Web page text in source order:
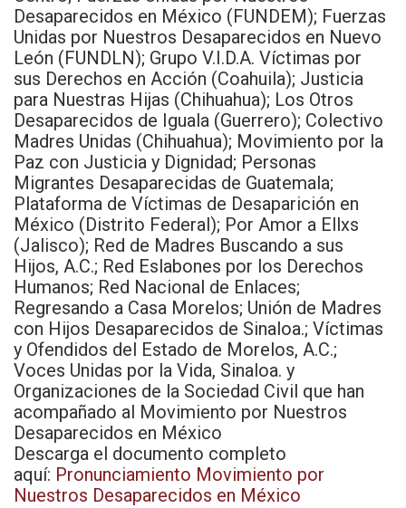
Desaparecidos en México (FUNDEM); Fuerzas
Unidas por Nuestros Desaparecidos en Nuevo
León (FUNDLN); Grupo V.I.D.A. Víctimas por
sus Derechos en Acción (Coahuila); Justicia
para Nuestras Hijas (Chihuahua); Los Otros
Desaparecidos de Iguala (Guerrero); Colectivo
Madres Unidas (Chihuahua); Movimiento por la
Paz con Justicia y Dignidad; Personas
Migrantes Desaparecidas de Guatemala;
Plataforma de Víctimas de Desaparición en
México (Distrito Federal); Por Amor a Ellxs
(Jalisco); Red de Madres Buscando a sus
Hijos, A.C.; Red Eslabones por los Derechos
Humanos; Red Nacional de Enlaces;
Regresando a Casa Morelos; Unión de Madres
con Hijos Desaparecidos de Sinaloa.; Víctimas
y Ofendidos del Estado de Morelos, A.C.;
Voces Unidas por la Vida, Sinaloa. y
Organizaciones de la Sociedad Civil que han
acompañado al Movimiento por Nuestros
Desaparecidos en México
Descarga el documento completo
aquí: Pronunciamiento Movimiento por
Nuestros Desaparecidos en México